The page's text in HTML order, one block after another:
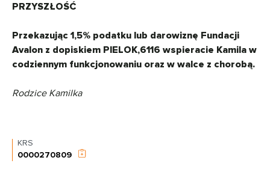
PRZYSZŁOŚĆ
Przekazując 1,5% podatku lub darowiznę Fundacji
Avalon z dopiskiem PIELOK,6116 wspieracie Kamila w
codziennym funkcjonowaniu oraz w walce z chorobą.
Rodzice Kamilka
KRS
0000270809